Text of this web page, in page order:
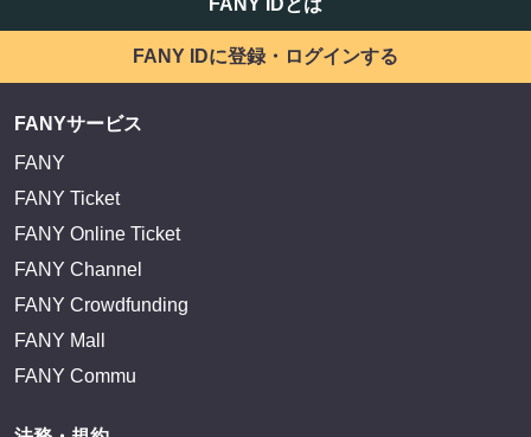
FANY IDに登録・ログインする
FANYサービス
FANY
FANY Ticket
FANY Online Ticket
FANY Channel
FANY Crowdfunding
FANY Mall
FANY Commu